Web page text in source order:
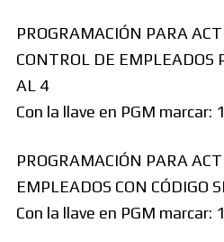
PROGRAMACIÓN PARA
CONTROL DE EMPLEADOS
AL 4
Con la llave en PGM marcar:
PROGRAMACIÓN PARA
EMPLEADOS CON CÓDIGO
Con la llave en PGM marcar: